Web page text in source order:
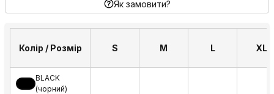
Як замовити?
Колір / Розмір S M L XL
BLACK
(чорний)